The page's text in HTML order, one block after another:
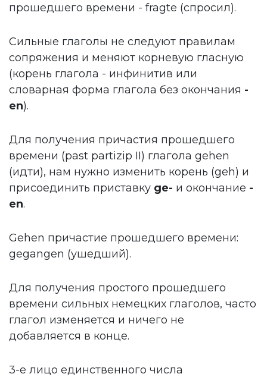
прошедшего времени - fragte (спросил).
Сильные глаголы не следуют правилам
сопряжения и меняют корневую гласную
(корень глагола - инфинитив или
словарная форма глагола без окончания -
en).
Для получения причастия прошедшего
времени (past partizip ІІ) глагола gehen
(идти), нам нужно изменить корень (geh) и
присоединить приставку ge- и окончание -
en.
Gehen причастие прошедшего времени:
gegangen (ушедший).
Для получения простого прошедшего
времени сильных немецких глаголов, часто
глагол изменяется и ничего не
добавляется в конце.
3-е лицо единственного числа